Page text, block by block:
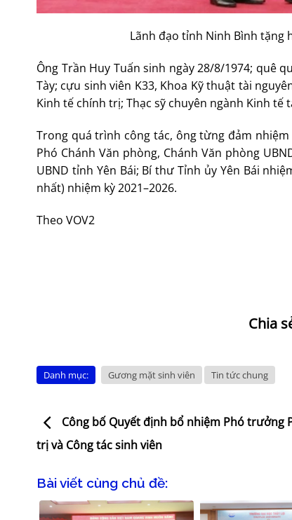
Lãnh đạo tỉnh Ninh Bình tặng
Ông Trần Huy Tuấn sinh ngày 28/8/1974; quê
Tày; cựu sinh viên K33, Khoa Kỹ thuật tài
Kinh tế chính trị; Thạc sỹ chuyên ngành Kinh
Trong quá trình công tác, ông từng đảm
Phó Chánh Văn phòng, Chánh Văn phòng
UBND tỉnh Yên Bái; Bí thư Tỉnh ủy Yên Bái
nhất) nhiệm kỳ 2021–2026.
Theo VOV2
Danh mục: Gương mặt sinh viên Tin tức chung
Công bố Quyết định bổ nhiệm Phó trưởng
trị và Công tác sinh viên
Bài viết cùng chủ đề: